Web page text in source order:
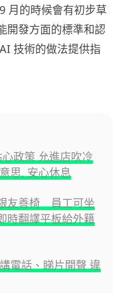
月的時候會有初步草
開發方面的標準和認
技術的做法提供指
政策 允進店吹冷
思, 安心休息
友善椅 員工可坐
翻譯平板給外籍
電話、睇片開聲 違